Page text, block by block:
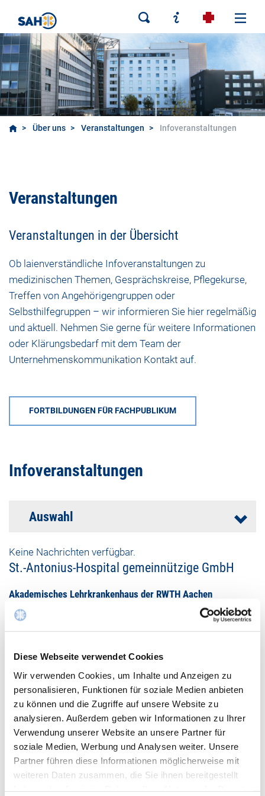
Diese Webseite verwendet Cookies
Wir verwenden Cookies, um Inhalte und Anzeigen zu
personalisieren, Funktionen für soziale Medien anbieten
zu können und die Zugriffe auf unsere Website zu
analysieren. Außerdem geben wir Informationen zu Ihrer
Verwendung unserer Website an unsere Partner für
soziale Medien, Werbung und Analysen weiter. Unsere
Partner führen diese Informationen möglicherweise mit
weiteren Daten zusammen, die Sie ihnen bereitgestellt
Über uns Veranstaltungen Infoveranstaltungen
Infoveranstaltungen
Veranstaltungen
Veranstaltungen in der Übersicht
Ob laienverständliche Infoveranstaltungen zu
medizinischen Themen, Gesprächskreise, Pflegekurse,
Treffen von Angehörigengruppen oder
Selbsthilfegruppen – wir informieren Sie hier regelmäßig
und aktuell. Nehmen Sie gerne für weitere Informationen
oder Klärungsbedarf mit dem Team der
Unternehmenskommunikation Kontakt auf.
FORTBILDUNGEN FÜR FACHPUBLIKUM
Infoveranstaltungen
Auswahl
Keine Nachrichten verfügbar.
St.-Antonius-Hospital gemeinnützige GmbH
Akademisches Lehrkrankenhaus der RWTH Aachen
Dechant-Deckers-Str. 8
52249 Eschweiler
02403 76 - 0
02403 76 -1119
Mail schreiben